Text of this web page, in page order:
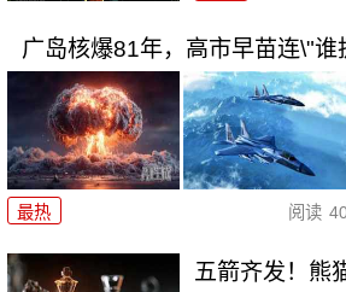
广岛核爆81年，高市早苗连\"谁
最热 阅读
五箭齐发！熊